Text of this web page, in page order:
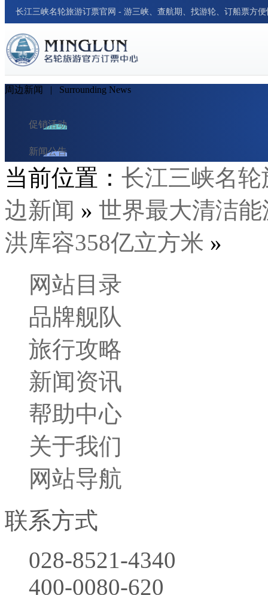
长江三峡名轮旅游订票官网 - 游三峡、查航期、找游轮、订船票方
周边新闻 | Surrounding News
促销活动
新闻公告
游轮资讯
周边新闻
行业新闻
当前位置： 长江三峡名
边新闻 » 世界最大清洁
洪库容358亿立方米 »
网站目录
品牌舰队
旅行攻略
新闻资讯
帮助中心
关于我们
网站导航
联系方式
028-8521-4340
400-0080-620